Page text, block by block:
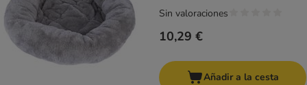
10,29 €
Sin valoraciones
Añadir a la cesta